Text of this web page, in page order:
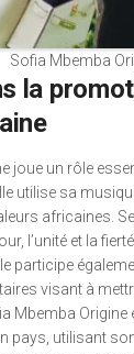
Sofia Mbemba
la
joue un rôle
utilise sa
africaines.
l’unité et la
participe
visant à
Mbemba Origine
pays, utilisant